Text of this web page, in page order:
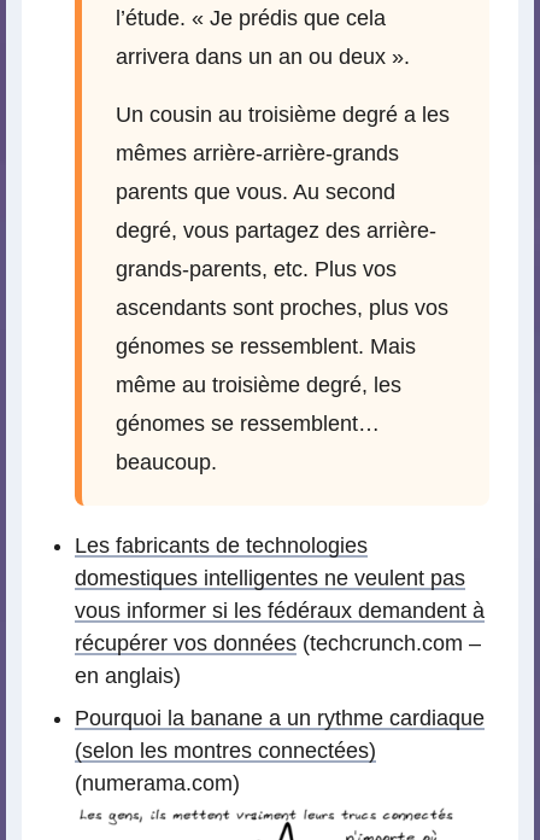
l’étude. « Je prédis que cela
arrivera dans un an ou deux ».
Un cousin au troisième degré a les
mêmes arrière-arrière-grands
parents que vous. Au second
degré, vous partagez des arrière-
grands-parents, etc. Plus vos
ascendants sont proches, plus vos
génomes se ressemblent. Mais
même au troisième degré, les
génomes se ressemblent…
beaucoup.
Les fabricants de technologies
domestiques intelligentes ne veulent pas
vous informer si les fédéraux demandent à
récupérer vos données (techcrunch.com –
en anglais)
Pourquoi la banane a un rythme cardiaque
(selon les montres connectées)
(numerama.com)